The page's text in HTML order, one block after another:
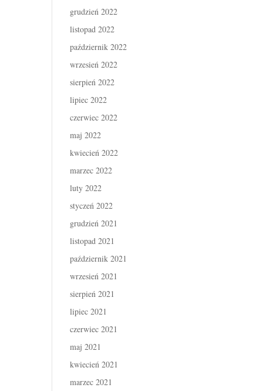
grudzień 2022
listopad 2022
październik 2022
wrzesień 2022
sierpień 2022
lipiec 2022
czerwiec 2022
maj 2022
kwiecień 2022
marzec 2022
luty 2022
styczeń 2022
grudzień 2021
listopad 2021
październik 2021
wrzesień 2021
sierpień 2021
lipiec 2021
czerwiec 2021
maj 2021
kwiecień 2021
marzec 2021